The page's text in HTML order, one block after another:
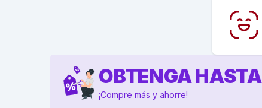
OBTENGA HASTA
¡Compre más y ahorre!